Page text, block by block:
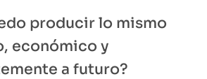
producir lo mismo
económico y
a futuro?